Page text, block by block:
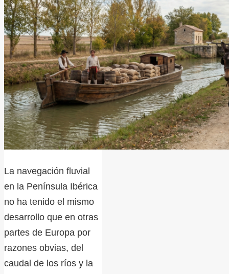
La navegación fluvial
en la Península Ibérica
no ha tenido el mismo
desarrollo que en otras
partes de Europa por
razones obvias, del
caudal de los ríos y la